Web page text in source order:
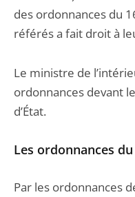
des ordonnances du
référés a fait droit à
Le ministre de
ordonnances devant
d’État.
Les ordonnances
Par les ordonnances